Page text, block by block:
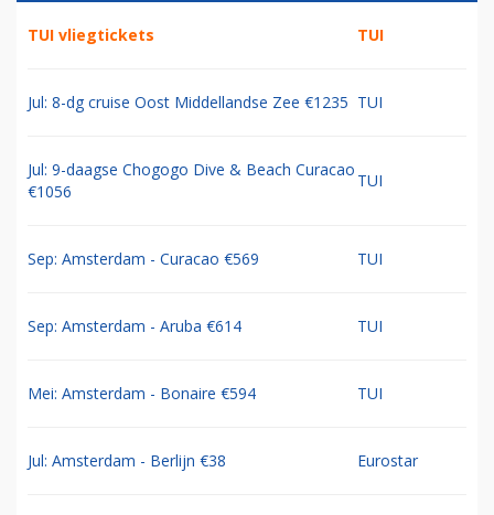
TUI vliegtickets TUI
Jul: 8-dg cruise Oost Middellandse Zee €1235 TUI
Jul: 9-daagse Chogogo Dive & Beach Curacao
€1056
TUI
Sep: Amsterdam - Curacao €569 TUI
Sep: Amsterdam - Aruba €614 TUI
Mei: Amsterdam - Bonaire €594 TUI
Jul: Amsterdam - Berlijn €38 Eurostar